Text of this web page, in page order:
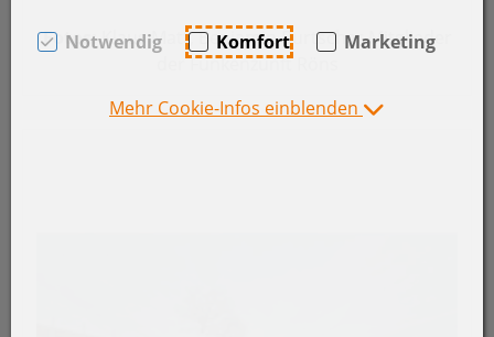
Fotos:Klaus Matt, Benjamin Burtscher Mitglieder
der Funkenzunft Röns
Notwendig Komfort Marketing
Mehr Cookie-Infos einblenden